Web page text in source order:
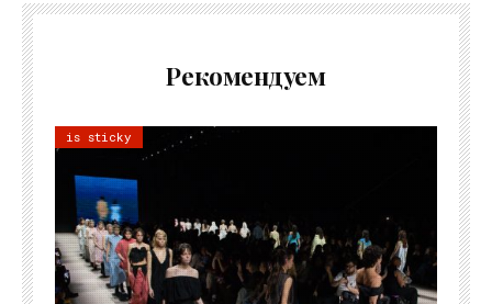
Рекомендуем
is sticky